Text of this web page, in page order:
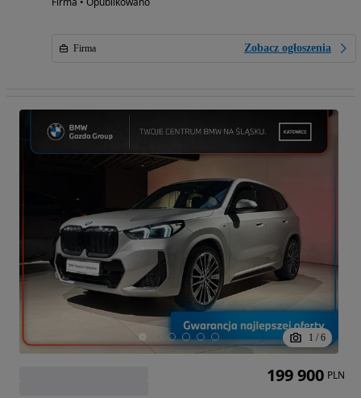
Firma Zobacz ogłoszenia
1 / 6
199 900 PLN